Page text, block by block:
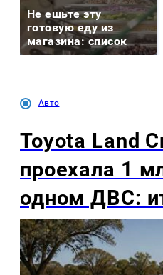
Не ешьте эту
готовую еду из
магазина: список
Авто
Toyota Land
проехала 1
одном ДВС: